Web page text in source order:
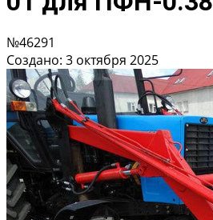
№46291
Создано: 3 октября 2025